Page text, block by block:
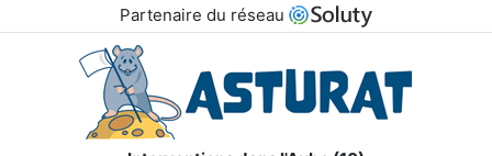
Partenaire du réseau